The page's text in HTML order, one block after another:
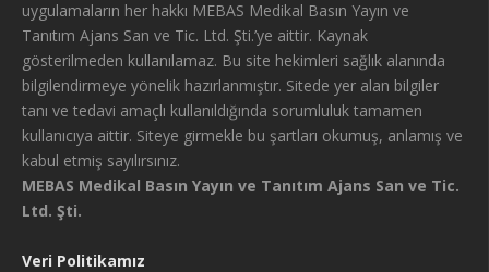
uygulamaların her hakkı MEBAS Medikal Basın Yayın ve
Tanıtım Ajans San ve Tic. Ltd. Şti.’ye aittir. Kaynak
gösterilmeden kullanılamaz. Bu site hekimleri sağlık alanında
bilgilendirmeye yönelik hazırlanmıştır. Sitede yer alan bilgiler
tanı ve tedavi amaçlı kullanıldığında sorumluluk tamamen
kullanıcıya aittir. Siteye girmekle bu şartları okumuş, anlamış ve
kabul etmiş sayılırsınız.
MEBAS Medikal Basın Yayın ve Tanıtım Ajans San ve Tic.
Ltd. Şti.
Veri Politikamız